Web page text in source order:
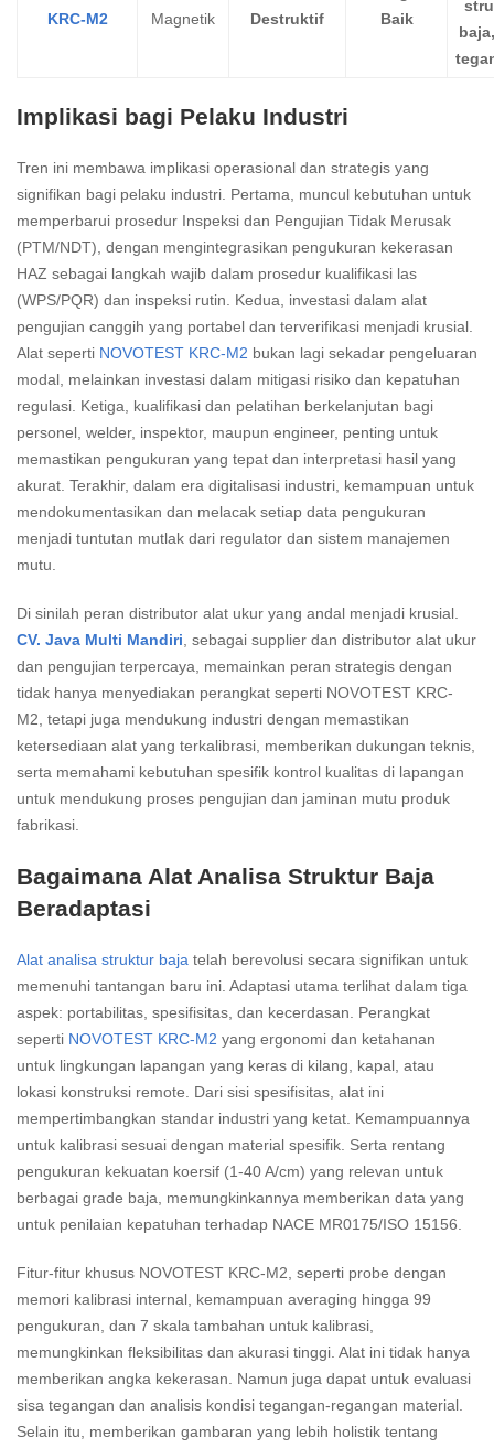
KRC-M2
Magnetik
Destruktif
Baik
Implikasi bagi Pelaku Industri
Tren ini membawa implikasi operasional dan strategis yang
signifikan bagi pelaku industri. Pertama, muncul kebutuhan untuk
memperbarui prosedur Inspeksi dan Pengujian Tidak Merusak
(PTM/NDT), dengan mengintegrasikan pengukuran kekerasan
HAZ sebagai langkah wajib dalam prosedur kualifikasi las
(WPS/PQR) dan inspeksi rutin. Kedua, investasi dalam alat
pengujian canggih yang portabel dan terverifikasi menjadi krusial.
Alat seperti NOVOTEST KRC-M2 bukan lagi sekadar pengeluaran
modal, melainkan investasi dalam mitigasi risiko dan kepatuhan
regulasi. Ketiga, kualifikasi dan pelatihan berkelanjutan bagi
personel, welder, inspektor, maupun engineer, penting untuk
memastikan pengukuran yang tepat dan interpretasi hasil yang
akurat. Terakhir, dalam era digitalisasi industri, kemampuan untuk
mendokumentasikan dan melacak setiap data pengukuran
menjadi tuntutan mutlak dari regulator dan sistem manajemen
mutu.
Di sinilah peran distributor alat ukur yang andal menjadi krusial.
CV. Java Multi Mandiri , sebagai supplier dan distributor alat ukur
dan pengujian terpercaya, memainkan peran strategis dengan
tidak hanya menyediakan perangkat seperti NOVOTEST KRC-
M2, tetapi juga mendukung industri dengan memastikan
ketersediaan alat yang terkalibrasi, memberikan dukungan teknis,
serta memahami kebutuhan spesifik kontrol kualitas di lapangan
untuk mendukung proses pengujian dan jaminan mutu produk
fabrikasi.
Bagaimana Alat Analisa Struktur Baja
Beradaptasi
Alat analisa struktur baja telah berevolusi secara signifikan untuk
memenuhi tantangan baru ini. Adaptasi utama terlihat dalam tiga
aspek: portabilitas, spesifisitas, dan kecerdasan. Perangkat
seperti NOVOTEST KRC-M2 yang ergonomi dan ketahanan
untuk lingkungan lapangan yang keras di kilang, kapal, atau
lokasi konstruksi remote. Dari sisi spesifisitas, alat ini
mempertimbangkan standar industri yang ketat. Kemampuannya
untuk kalibrasi sesuai dengan material spesifik. Serta rentang
pengukuran kekuatan koersif (1-40 A/cm) yang relevan untuk
berbagai grade baja, memungkinkannya memberikan data yang
untuk penilaian kepatuhan terhadap NACE MR0175/ISO 15156.
Fitur-fitur khusus NOVOTEST KRC-M2, seperti probe dengan
memori kalibrasi internal, kemampuan averaging hingga 99
pengukuran, dan 7 skala tambahan untuk kalibrasi,
memungkinkan fleksibilitas dan akurasi tinggi. Alat ini tidak hanya
memberikan angka kekerasan. Namun juga dapat untuk evaluasi
sisa tegangan dan analisis kondisi tegangan-regangan material.
Selain itu, memberikan gambaran yang lebih holistik tentang